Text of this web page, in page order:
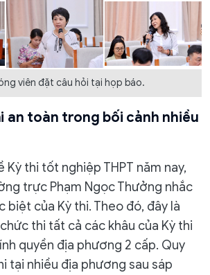
viên đặt câu hỏi tại họp báo.
an toàn trong bối cảnh nhiều
Kỳ thi tốt nghiệp THPT năm nay,
trực Phạm Ngọc Thưởng nhắc
biệt của Kỳ thi. Theo đó, đây là
thi tất cả các khâu của Kỳ thi
quyền địa phương 2 cấp. Quy
tại nhiều địa phương sau sáp